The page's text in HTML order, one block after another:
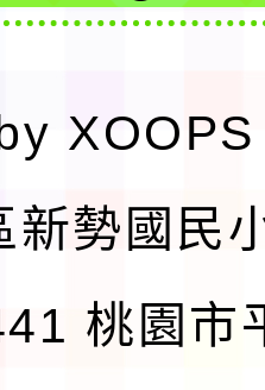
XOOPS
新勢國民
桃園市